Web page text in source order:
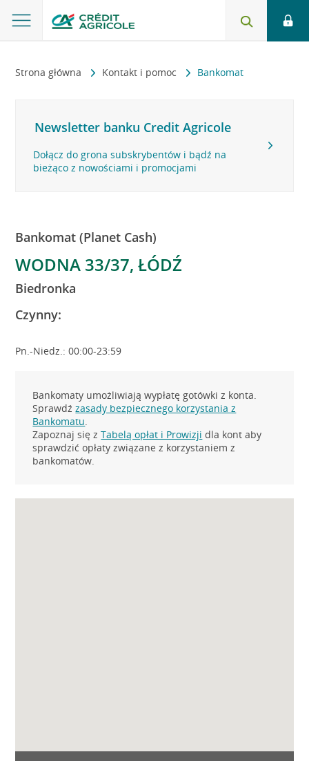
Strona główna Kontakt i pomoc Bankomat
Newsletter banku Credit Agricole
Dołącz do grona subskrybentów i bądź na
bieżąco z nowościami i promocjami
Bankomat (Planet Cash)
WODNA 33/37, ŁÓDŹ
Biedronka
Czynny:
Pn.-Niedz.: 00:00-23:59
Bankomaty umożliwiają wypłatę gotówki z konta.
Sprawdźzasady bezpiecznego korzystania z
Bankomatu.
Zapoznaj się zTabelą opłat i Prowizji dla kont aby
sprawdzić opłaty związane z korzystaniem z
bankomatów.